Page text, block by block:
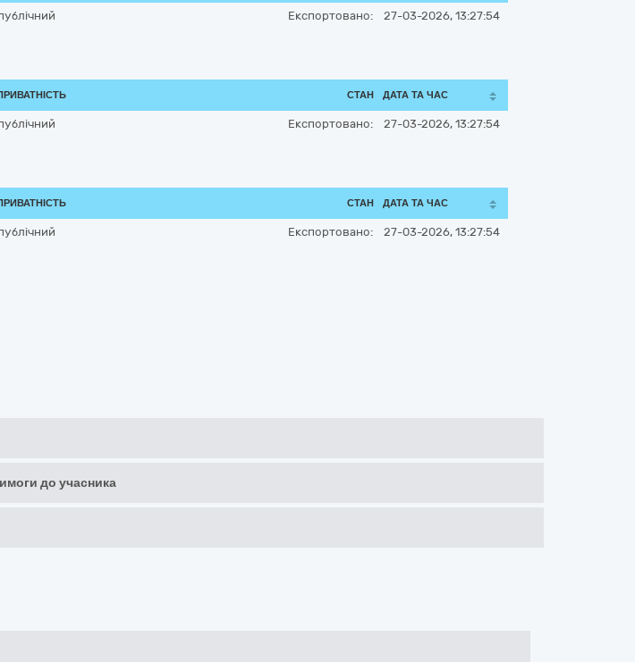
Експортовано: 27-03-2026, 13:27:54
СТАН ДАТА ТА ЧАС
Експортовано: 27-03-2026, 13:27:54
СТАН ДАТА ТА ЧАС
Експортовано: 27-03-2026, 13:27:54
до учасника